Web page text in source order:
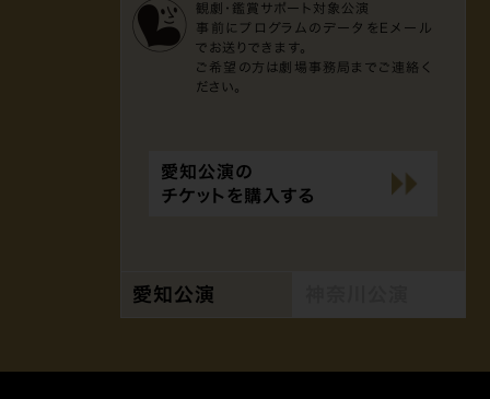
観劇・鑑賞サポート対象公演
事前にプログラムのデータをEメール
でお送りできます。
ご希望の方は劇場事務局までご連絡く
ださい。
愛知公演の
チケットを購入する
愛知公演